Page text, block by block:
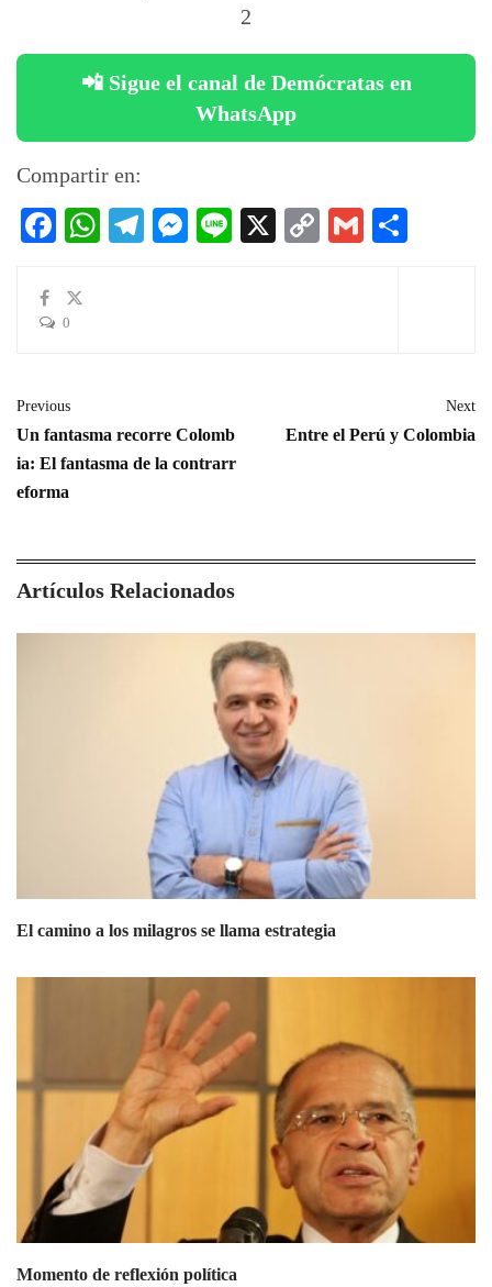
2
📲 Sigue el canal de Demócratas en
WhatsApp
Compartir en:
Facebook
WhatsApp
Telegram
Messenger
LineX
CopyGmail
0
Previous
Un fantasma recorre Colomb
ia: El fantasma de la contrarr
eforma
Next
Entre el Perú y Colombia
Artículos Relacionados
El camino a los milagros se llama estrategia
Momento de reflexión política